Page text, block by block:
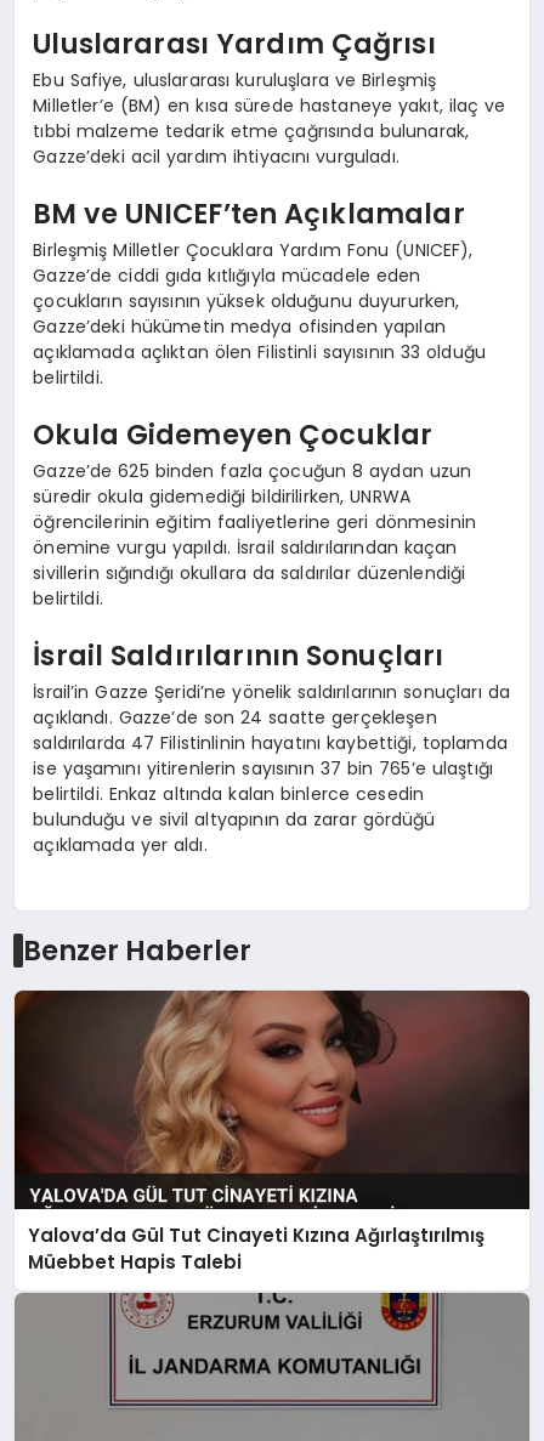
Uluslararası Yardım Çağrısı
Ebu Safiye, uluslararası kuruluşlara ve Birleşmiş
Milletler’e (BM) en kısa sürede hastaneye yakıt, ilaç ve
tıbbi malzeme tedarik etme çağrısında bulunarak,
Gazze’deki acil yardım ihtiyacını vurguladı.
BM ve UNICEF’ten Açıklamalar
Birleşmiş Milletler Çocuklara Yardım Fonu (UNICEF),
Gazze’de ciddi gıda kıtlığıyla mücadele eden
çocukların sayısının yüksek olduğunu duyururken,
Gazze’deki hükümetin medya ofisinden yapılan
açıklamada açlıktan ölen Filistinli sayısının 33 olduğu
belirtildi.
Okula Gidemeyen Çocuklar
Gazze’de 625 binden fazla çocuğun 8 aydan uzun
süredir okula gidemediği bildirilirken, UNRWA
öğrencilerinin eğitim faaliyetlerine geri dönmesinin
önemine vurgu yapıldı. İsrail saldırılarından kaçan
sivillerin sığındığı okullara da saldırılar düzenlendiği
belirtildi.
İsrail Saldırılarının Sonuçları
İsrail’in Gazze Şeridi’ne yönelik saldırılarının sonuçları da
açıklandı. Gazze’de son 24 saatte gerçekleşen
saldırılarda 47 Filistinlinin hayatını kaybettiği, toplamda
ise yaşamını yitirenlerin sayısının 37 bin 765’e ulaştığı
belirtildi. Enkaz altında kalan binlerce cesedin
bulunduğu ve sivil altyapının da zarar gördüğü
açıklamada yer aldı.
Benzer Haberler
Yalova’da Gül Tut Cinayeti Kızına Ağırlaştırılmış
Müebbet Hapis Talebi